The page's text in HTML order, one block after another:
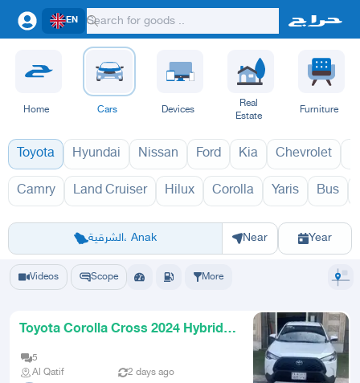
EN
Home Cars Devices
Real
Estate
Furniture
Toyota Hyundai Nissan Ford Kia Chevrolet
Camry Land Cruiser Hilux Corolla Yaris Bus
الشرقية، Anak
Riyadh Eastern Region Jeddah Hafar Al BatinMadinah
Near Year
كروس 1970
Videos Scope More
Toyota Corolla Cross 2024 Hybrid
5
Al Qatif
2 days ago